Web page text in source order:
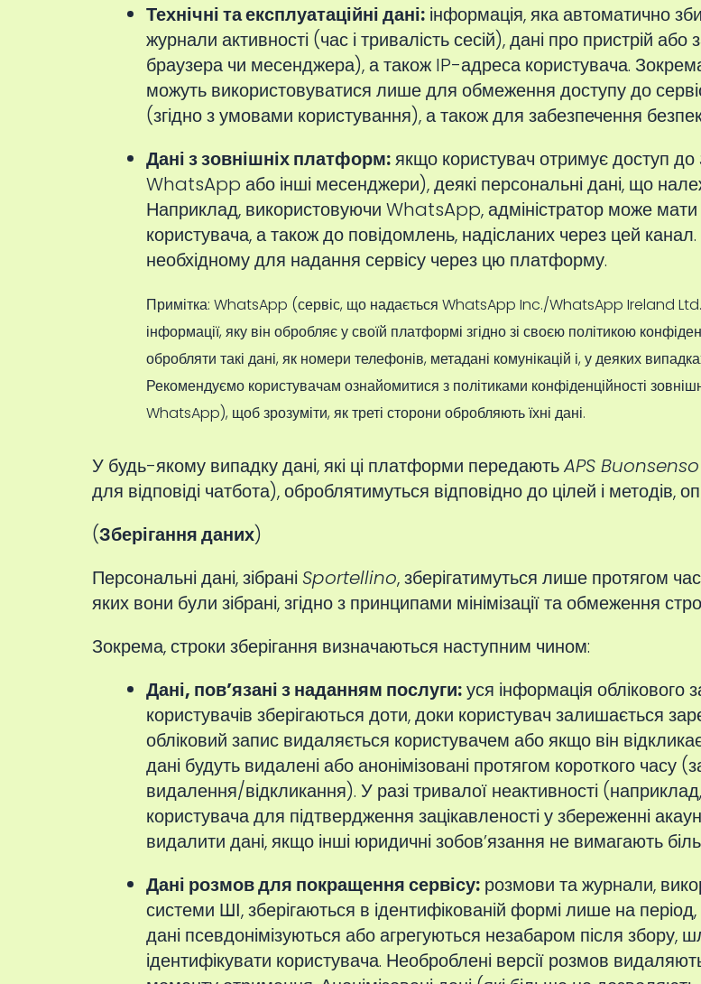
Технічні та експлуатаційні дані: інформація, яка автоматично
журнали активності (час і тривалість сесій), дані про пристрій
браузера чи месенджера), а також IP-адреса користувача.
можуть використовуватися лише для обмеження доступу до
(згідно з умовами користування), а також для забезпечення
Дані з зовнішніх платформ:якщо користувач отримує доступ до
WhatsApp або інші месенджери), деякі персональні дані, що
Наприклад, використовуючи WhatsApp, адміністратор може
користувача, а також до повідомлень, надісланих через цей
необхідному для надання сервісу через цю платформу.
Примітка: WhatsApp (сервіс, що надається WhatsApp Inc./WhatsApp Ireland
інформації, яку він обробляє у своїй платформі згідно зі своєю політикою
обробляти такі дані, як номери телефонів, метадані комунікацій і, у деяких
Рекомендуємо користувачам ознайомитися з політиками конфіденційності
WhatsApp), щоб зрозуміти, як треті сторони обробляють їхні дані.
У будь-якому випадку дані, які ці платформи передаютьAPS Buonsenso
для відповіді чатбота), оброблятимуться відповідно до цілей і методів,
(Зберігання даних)
Персональні дані, зібрані Sportellino, зберігатимуться лише протягом
яких вони були зібрані, згідно з принципами мінімізації та обмеження
Зокрема, строки зберігання визначаються наступним чином:
Дані, пов’язані з наданням послуги:уся інформація облікового
користувачів зберігаються доти, доки користувач залишається
обліковий запис видаляється користувачем або якщо він
дані будуть видалені або анонімізовані протягом короткого
видалення/відкликання). У разі тривалої неактивності
користувача для підтвердження зацікавленості у збереженні
видалити дані, якщо інші юридичні зобов’язання не вимагають
Дані розмов для покращення сервісу: розмови та журнали,
системи ШІ, зберігаються в ідентифікованій формі лише на
дані псевдонімізуються або агрегуються незабаром після
ідентифікувати користувача. Необроблені версії розмов